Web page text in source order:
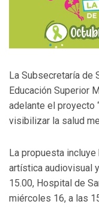
La Subsecretaría de
Educación Superior
adelante el proyecto
visibilizar la salud
La propuesta
artística audiovisual
15.00, Hospital de
miércoles 16, a las